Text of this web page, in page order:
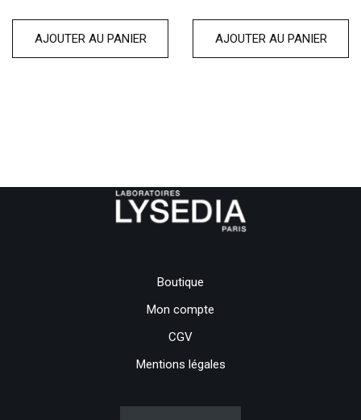
AJOUTER AU PANIER AJOUTER AU PANIER
Boutique
Mon compte
CGV
Mentions légales